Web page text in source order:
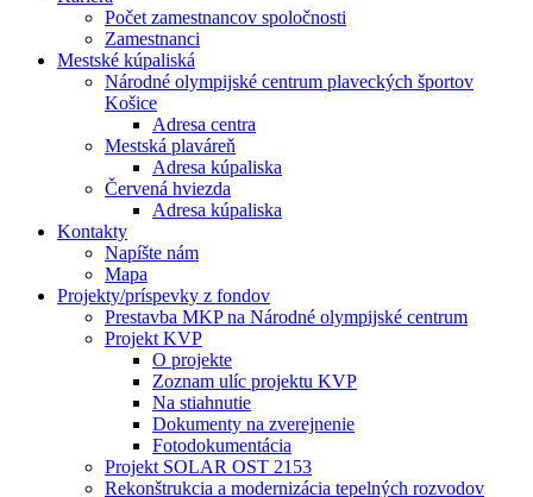
Počet zamestnancov spoločnosti
Zamestnanci
Mestské kúpaliská
Národné olympijské centrum plaveckých športov
Košice
Adresa centra
Mestská plaváreň
Adresa kúpaliska
Červená hviezda
Adresa kúpaliska
Kontakty
Napíšte nám
Mapa
Projekty/príspevky z fondov
Prestavba MKP na Národné olympijské centrum
Projekt KVP
O projekte
Zoznam ulíc projektu KVP
Na stiahnutie
Dokumenty na zverejnenie
Fotodokumentácia
Projekt SOLAR OST 2153
Rekonštrukcia a modernizácia tepelných rozvodov